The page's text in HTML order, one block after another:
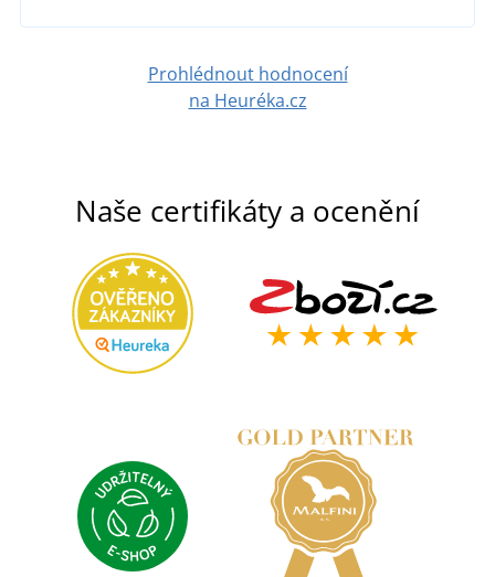
Prohlédnout hodnocení
na Heuréka.cz
Naše certifikáty a ocenění